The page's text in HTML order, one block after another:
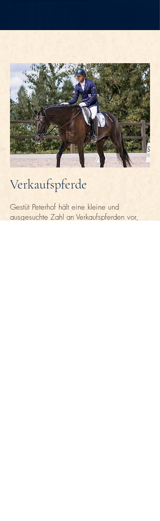
Verkaufspferde
Gestüt Peterhof hält eine kleine und
ausgesuchte Zahl an Verkaufspferden vor,